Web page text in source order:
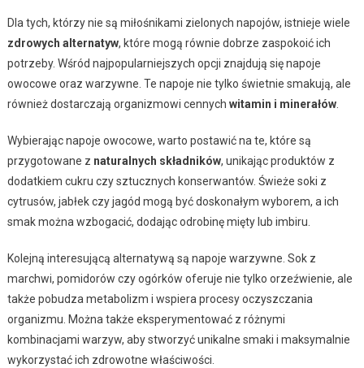
Dla tych, którzy nie są miłośnikami zielonych napojów, istnieje wiele
zdrowych alternatyw, które mogą równie dobrze zaspokoić ich
potrzeby. Wśród najpopularniejszych opcji znajdują się napoje
owocowe oraz warzywne. Te napoje nie tylko świetnie smakują, ale
również dostarczają organizmowi cennych witamin i minerałów.
Wybierając napoje owocowe, warto postawić na te, które są
przygotowane z naturalnych składników, unikając produktów z
dodatkiem cukru czy sztucznych konserwantów. Świeże soki z
cytrusów, jabłek czy jagód mogą być doskonałym wyborem, a ich
smak można wzbogacić, dodając odrobinę mięty lub imbiru.
Kolejną interesującą alternatywą są napoje warzywne. Sok z
marchwi, pomidorów czy ogórków oferuje nie tylko orzeźwienie, ale
także pobudza metabolizm i wspiera procesy oczyszczania
organizmu. Można także eksperymentować z różnymi
kombinacjami warzyw, aby stworzyć unikalne smaki i maksymalnie
wykorzystać ich zdrowotne właściwości.